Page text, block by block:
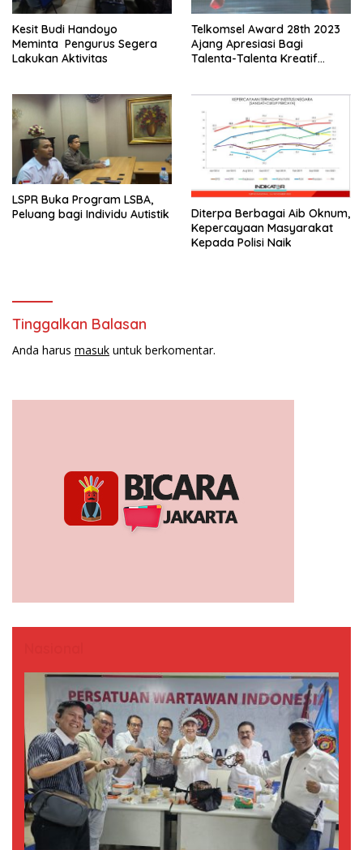
Kesit Budi Handoyo
Meminta Pengurus Segera
Lakukan Aktivitas
Telkomsel Award 28th 2023
Ajang Apresiasi Bagi
Talenta-Talenta Kreatif
LSPR Buka Program LSBA,
Peluang bagi Individu Autistik
Diterpa Berbagai Aib Oknum,
Kepercayaan Masyarakat
Kepada Polisi Naik
Tinggalkan Balasan
Anda harus masuk untuk berkomentar.